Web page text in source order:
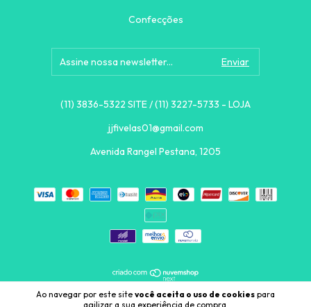
Ao navegar por este site você aceita o uso de cookies para
agilizar a sua experiência de compra.
Confecções
(11) 3836-5322 SITE / (11) 3227-5733 - LOJA
jjfivelas01@gmail.com
Avenida Rangel Pestana, 1205
Copyright COMERCIAL J.J. FIVELAS LTDA - 71531271000111 - 2026.